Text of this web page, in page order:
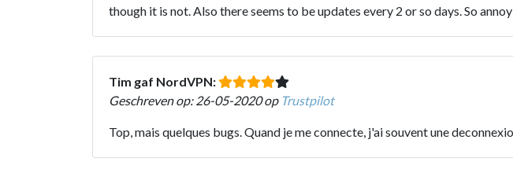
though it is not. Also there seems to be updates every 2 or so days. So
Tim gaf NordVPN:
Geschreven op: 26-05-2020 op Trustpilot
Top, mais quelques bugs. Quand je me connecte, j'ai souvent une